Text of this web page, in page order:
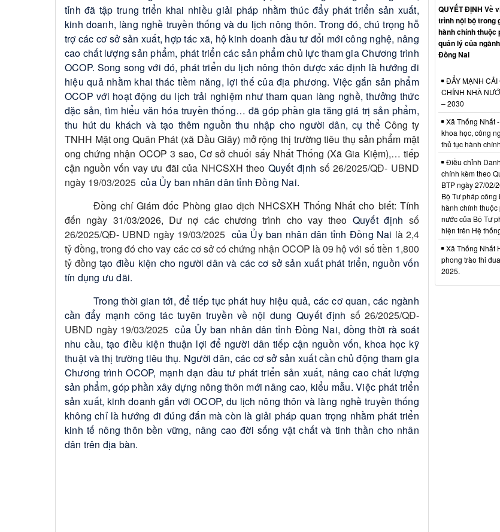
tỉnh đã tập trung triển khai nhiều giải pháp nhằm thúc đẩy phát triển sản xuất,
kinh doanh, làng nghề truyền thống và du lịch nông thôn. Trong đó, chú trọng hỗ
trợ các cơ sở sản xuất, hợp tác xã, hộ kinh doanh đầu tư đổi mới công nghệ, nâng
cao chất lượng sản phẩm, phát triển các sản phẩm chủ lực tham gia Chương trình
OCOP. Song song với đó, phát triển du lịch nông thôn được xác định là hướng đi
hiệu quả nhằm khai thác tiềm năng, lợi thế của địa phương. Việc gắn sản phẩm
OCOP với hoạt động du lịch trải nghiệm như tham quan làng nghề, thưởng thức
đặc sản, tìm hiểu văn hóa truyền thống… đã góp phần gia tăng giá trị sản phẩm,
thu hút du khách và tạo thêm nguồn thu nhập cho người dân, cụ thể Công ty
TNHH Mật ong Quân Phát (xã Dầu Giây) mở rộng thị trường tiêu thụ sản phẩm mật
ong chứng nhận OCOP 3 sao, Cơ sở chuối sấy Nhất Thống (Xã Gia Kiệm),… tiếp
cận nguồn vốn vay ưu đãi của NHCSXH theo Quyết định số 26/2025/QĐ- UBND
ngày 19/03/2025 của Ủy ban nhân dân tỉnh Đồng Nai.
Đồng chí Giám đốc Phòng giao dịch NHCSXH Thống Nhất cho biết: Tính
đến ngày 31/03/2026, Dư nợ các chương trình cho vay theo Quyết định số
26/2025/QĐ- UBND ngày 19/03/2025 của Ủy ban nhân dân tỉnh Đồng Nai là 2,4
tỷ đồng, trong đó cho vay các cơ sở có chứng nhận OCOP là 09 hộ với số tiền 1,800
tỷ đồng tạo điều kiện cho người dân và các cơ sở sản xuất phát triển, nguồn vốn
tín dụng ưu đãi.
Trong thời gian tới, để tiếp tục phát huy hiệu quả, các cơ quan, các ngành
cần đẩy mạnh công tác tuyên truyền về nội dung Quyết định số 26/2025/QĐ-
UBND ngày 19/03/2025 của Ủy ban nhân dân tỉnh Đồng Nai, đồng thời rà soát
nhu cầu, tạo điều kiện thuận lợi để người dân tiếp cận nguồn vốn, khoa học kỹ
thuật và thị trường tiêu thụ. Người dân, các cơ sở sản xuất cần chủ động tham gia
Chương trình OCOP, mạnh dạn đầu tư phát triển sản xuất, nâng cao chất lượng
sản phẩm, góp phần xây dựng nông thôn mới nâng cao, kiểu mẫu. Việc phát triển
sản xuất, kinh doanh gắn với OCOP, du lịch nông thôn và làng nghề truyền thống
không chỉ là hướng đi đúng đắn mà còn là giải pháp quan trọng nhằm phát triển
kinh tế nông thôn bền vững, nâng cao đời sống vật chất và tinh thần cho nhân
dân trên địa bàn.
QUYẾT ĐỊNH Về
trình nội bộ trong
hành chính thuộc
quản lý của
Đồng Nai
ĐẨY MẠNH CẢI
CHÍNH NHÀ
– 2030
Xã Thống Nhất
khoa học, công
thủ tục hành chính
Điều chỉnh
chính kèm theo
BTP ngày 27/02/
Bộ Tư pháp công
hành chính thuộc
nước của Bộ Tư
hiện trên Hệ
Xã Thống Nhất
phong trào thi
2025.